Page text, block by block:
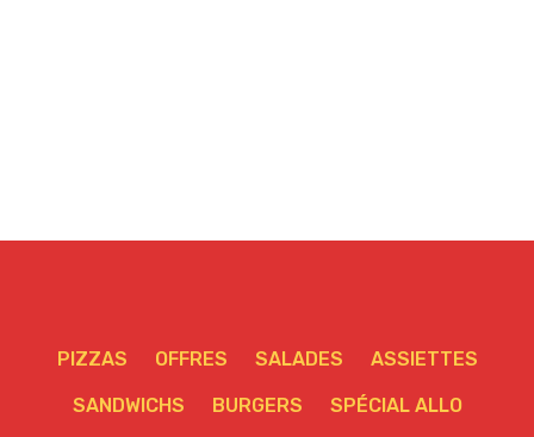
PIZZAS OFFRES SALADES ASSIETTES
SANDWICHS BURGERS SPÉCIAL ALLO